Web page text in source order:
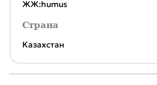
ЖЖ:humus
Страна
Казахстан